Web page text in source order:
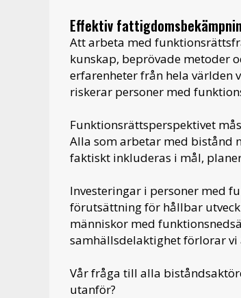
Effektiv
Att arbeta med
kunskap, beprövade metoder
erfarenheter från hela världen
riskerar personer med
Funktionsrättsperspektivet
Alla som arbetar med bistånd
faktiskt inkluderas i mål,
Investeringar i personer med
förutsättning för hållbar
människor med
samhällsdelaktighet förlorar vi
Vår fråga till alla
utanför?